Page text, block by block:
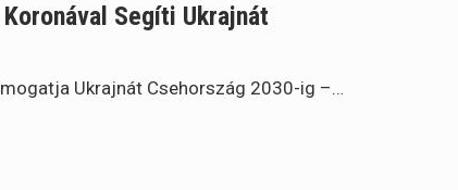
Segíti Ukrajnát
Ukrajnát Csehország 2030-ig –…